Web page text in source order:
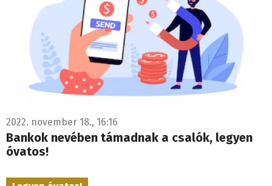
2022. november 18., 16:16
Bankok nevében támadnak a csalók, legyen
óvatos!